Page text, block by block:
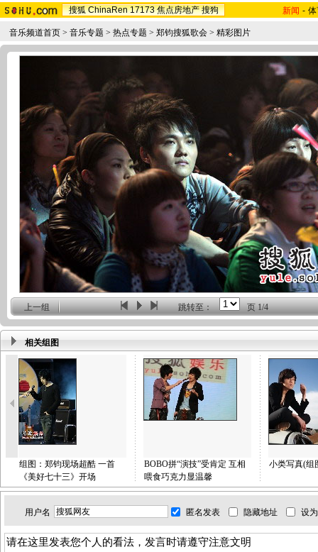
搜狐 ChinaRen 17173 焦点房地产 搜狗 新闻 -
音乐频道首页 > 音乐专题 > 热点专题 > 郑钧搜狐歌会 > 精彩图片
上一组 跳转至： 页1/4
相关组图
组图：郑钧现场超酷 一首
《美好七十三》开场
BOBO拼“演技”受肯定 互相
喂食巧克力显温馨
小类写真(组
用户名 匿名发表 隐藏地址 设